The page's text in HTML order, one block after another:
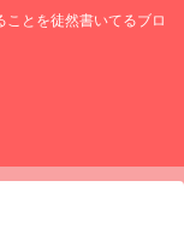
とを徒然書いてるブロ